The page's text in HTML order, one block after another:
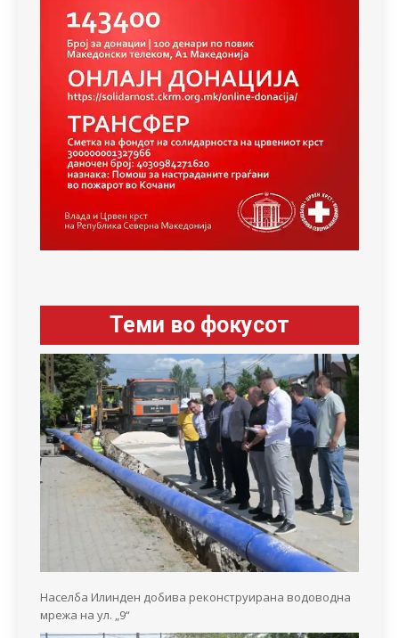
Теми во фокусот
Населба Илинден добива реконструирана водоводна
мрежа на ул. „9“